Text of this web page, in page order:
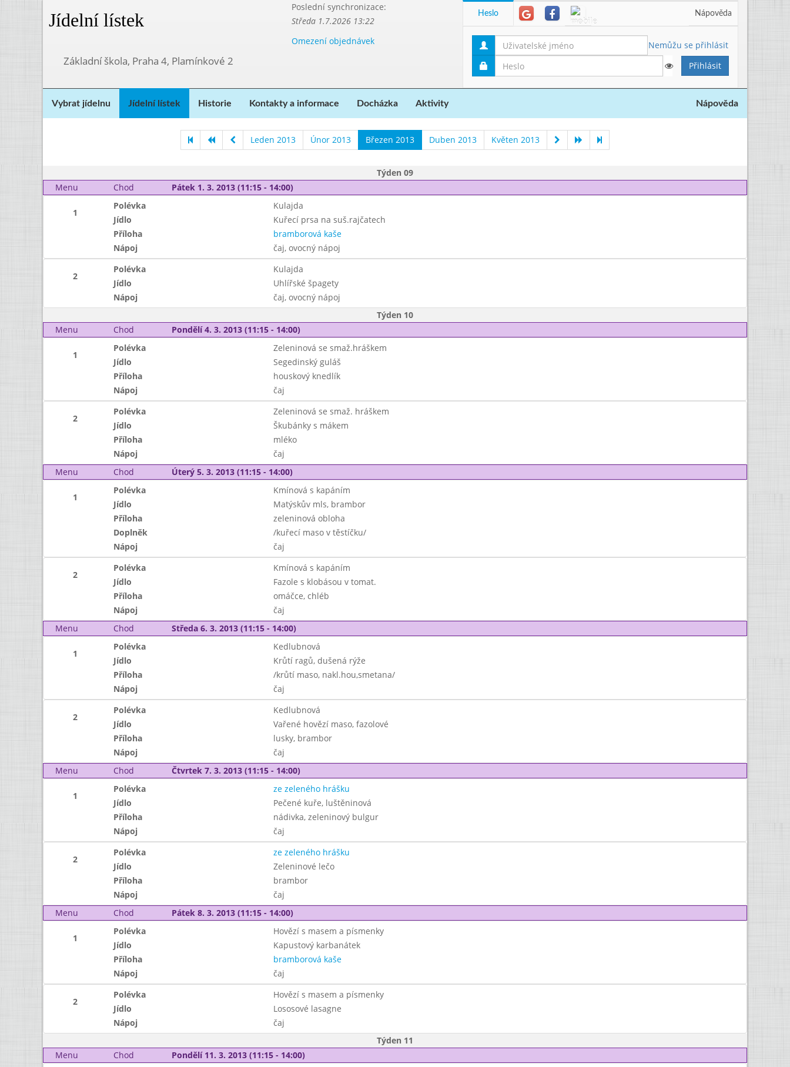
Jídelní lístek
Poslední synchronizace:
Středa 1.7.2026 13:22
Omezení objednávek
Základní škola, Praha 4, Plamínkové 2
Heslo Nápověda
Nemůžu se přihlásit
Vybrat jídelnu Jídelní lístek Historie Kontakty a informace Docházka Aktivity Nápověda
Leden 2013 Únor 2013 Březen 2013 Duben 2013 Květen 2013
Týden 09
Menu
Chod Pátek 1. 3. 2013 (11:15 - 14:00)
1
Polévka
Kulajda
Jídlo
Kuřecí prsa na suš.rajčatech
Příloha
bramborová kaše
Nápoj
čaj, ovocný nápoj
2
Polévka
Kulajda
Jídlo
Uhlířské špagety
Nápoj
čaj, ovocný nápoj
Týden 10
Menu
Chod Pondělí 4. 3. 2013 (11:15 - 14:00)
1
Polévka
Zeleninová se smaž.hráškem
Jídlo
Segedinský guláš
Příloha
houskový knedlík
Nápoj
čaj
2
Polévka
Zeleninová se smaž. hráškem
Jídlo
Škubánky s mákem
Příloha
mléko
Nápoj
čaj
Menu
Chod Úterý 5. 3. 2013 (11:15 - 14:00)
1
Polévka
Kmínová s kapáním
Jídlo
Matýskův mls, brambor
Příloha
zeleninová obloha
Doplněk
/kuřecí maso v těstíčku/
Nápoj
čaj
2
Polévka
Kmínová s kapáním
Jídlo
Fazole s klobásou v tomat.
Příloha
omáčce, chléb
Nápoj
čaj
Menu
Chod Středa 6. 3. 2013 (11:15 - 14:00)
1
Polévka
Kedlubnová
Jídlo
Krůtí ragů, dušená rýže
Příloha
/krůtí maso, nakl.hou,smetana/
Nápoj
čaj
2
Polévka
Kedlubnová
Jídlo
Vařené hovězí maso, fazolové
Příloha
lusky, brambor
Nápoj
čaj
Menu
Chod Čtvrtek 7. 3. 2013 (11:15 - 14:00)
1
Polévka
ze zeleného hrášku
Jídlo
Pečené kuře, luštěninová
Příloha
nádivka, zeleninový bulgur
Nápoj
čaj
2
Polévka
ze zeleného hrášku
Jídlo
Zeleninové lečo
Příloha
brambor
Nápoj
čaj
Menu
Chod Pátek 8. 3. 2013 (11:15 - 14:00)
1
Polévka
Hovězí s masem a písmenky
Jídlo
Kapustový karbanátek
Příloha
bramborová kaše
Nápoj
čaj
2
Polévka
Hovězí s masem a písmenky
Jídlo
Lososové lasagne
Nápoj
čaj
Týden 11
Menu
Chod Pondělí 11. 3. 2013 (11:15 - 14:00)